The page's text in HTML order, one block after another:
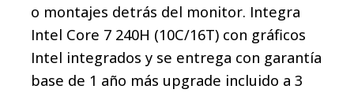
o montajes detrás del monitor. Integra
Intel Core 7 240H (10C/16T) con gráficos
Intel integrados y se entrega con garantía
base de 1 año más upgrade incluido a 3